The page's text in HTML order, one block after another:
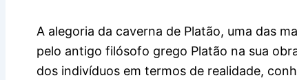
A alegoria da caverna de Platão, uma das
pelo antigo filósofo grego Platão na sua
dos indivíduos em termos de realidade,